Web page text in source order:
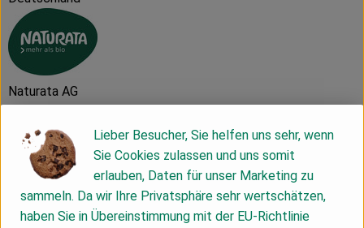
Naturata AG
D 71672 Marbach
Die NATURATA AG – „Wir leben Bio 4.0“
Als führender Anbieter von biologischen und bio-
dynamischen Lebensmitteln zeichnet sich die NATURATA AG
Lieber Besucher, Sie helfen uns sehr, wenn
Sie Cookies zulassen und uns somit
erlauben, Daten für unser Marketing zu
sammeln. Da wir Ihre Privatsphäre sehr wertschätzen,
haben Sie in Übereinstimmung mit der EU-Richtlinie